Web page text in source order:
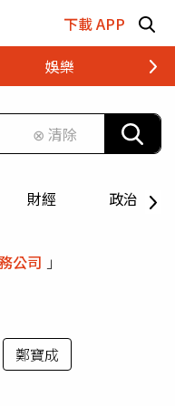
下載 APP
娛樂 財經
⊗ 清除
財經 政治
公司 」
鄭寶成